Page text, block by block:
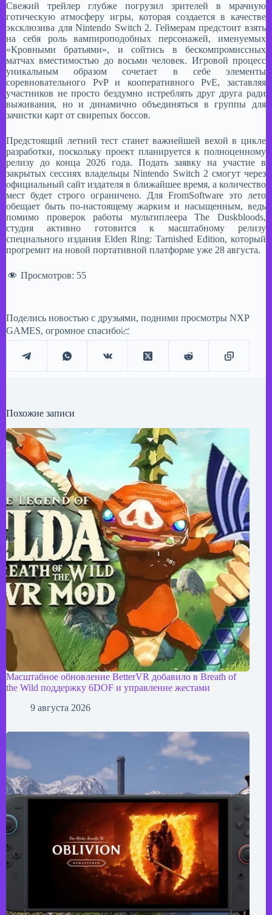
Свежий трейлер глубже погрузил зрителей в мрачную
готическую атмосферу игры, которая создается в качестве
эксклюзива для Nintendo Switch 2. Геймерам предстоит взять
на себя роль вампироподобных персонажей, именуемых
«Кровными братьями», и сойтись в бескомпромиссных
матчах вместимостью до восьми человек. Игровой процесс
уникальным образом сочетает в себе элементы
соревновательного PvP и кооперативного PvE, заставляя
участников не просто бездумно истреблять друг друга ради
выживания, но и динамично объединяться в группы для
зачистки карт от свирепых боссов.​
Предстоящий летний тест станет важнейшей вехой в цикле
разработки, поскольку проект планируется к полноценному
релизу до конца 2026 года. Подать заявку на участие в
закрытых сессиях владельцы Nintendo Switch 2 смогут через
официальный сайт издателя в ближайшее время, а количество
мест будет строго ограничено. Для FromSoftware это лето
обещает быть по-настоящему жарким и насыщенным, ведь
помимо проверок работы мультиплеера The Duskbloods,
студия активно готовится к масштабному релизу
специального издания Elden Ring: Tarnished Edition, который
прогремит на новой портативной платформе уже 28 августа.
Просмотров: 55
Поделись новостью с друзьями, подними просмотры NXP
GAMES, огромное спасибо📈
Похожие записи
Масштабное обновление BetterVR добавило в Breath of
the Wild поддержку 6DOF и управление жестами
9 августа 2026